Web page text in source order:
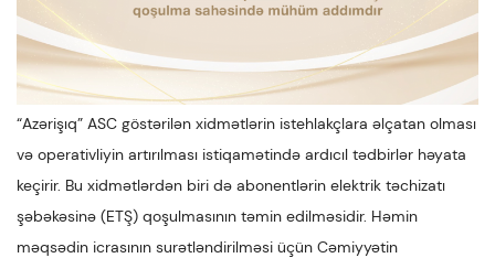
“Azərişıq” ASC göstərilən xidmətlərin istehlakçlara əlçatan olması
və operativliyin artırılması istiqamətində ardıcıl tədbirlər həyata
keçirir. Bu xidmətlərdən biri də abonentlərin elektrik təchizatı
şəbəkəsinə (ETŞ) qoşulmasının təmin edilməsidir. Həmin
məqsədin icrasının surətləndirilməsi üçün Cəmiyyətin